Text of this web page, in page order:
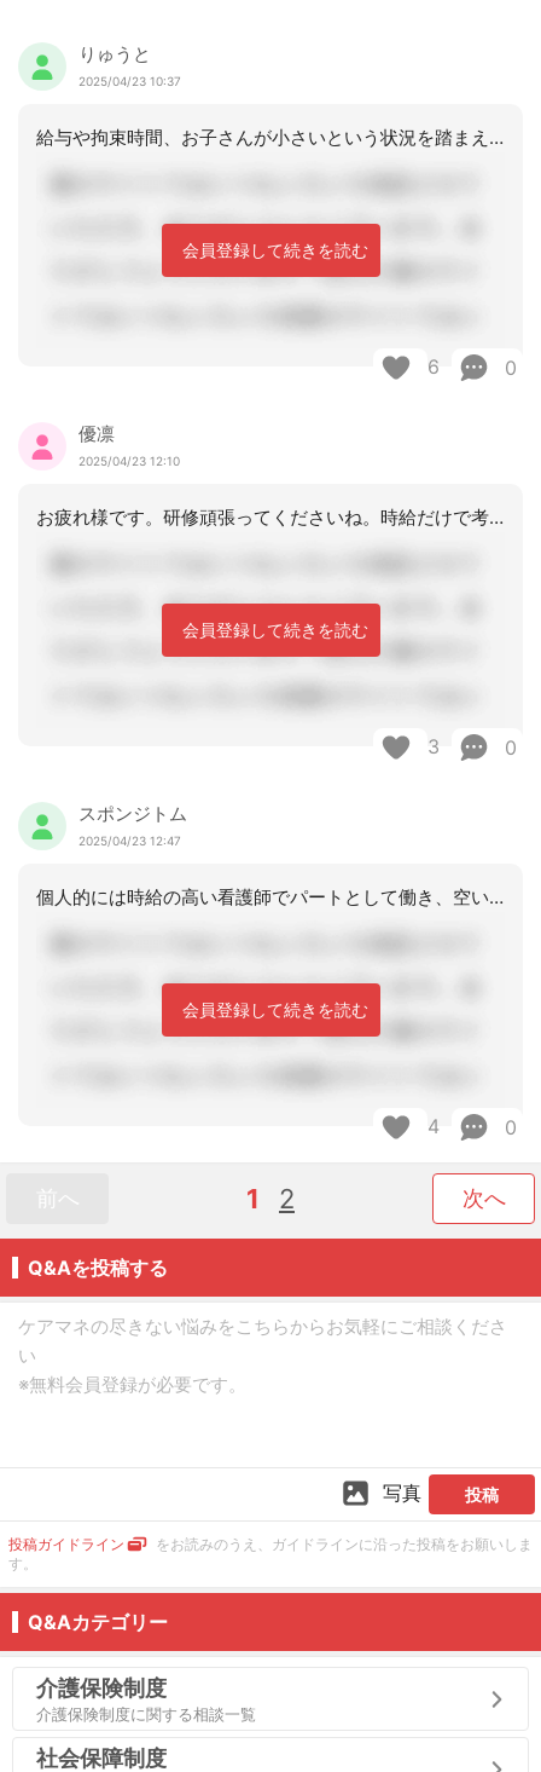
りゅうと
2025/04/23 10:37
給与や拘束時間、お子さんが小さいという状況を踏まえ、看護師とケアマネどちら？と言
会員登録して続きを読む
6 0
優凛
2025/04/23 12:10
お疲れ様です。研修頑張ってくださいね。時給だけで考えるのであればケアマネはおすす
会員登録して続きを読む
3 0
スポンジトム
2025/04/23 12:47
個人的には時給の高い看護師でパートとして働き、空いた時間をお子さんとの時間に充て
会員登録して続きを読む
4 0
前へ 1 2 次へ
Q&Aを投稿する
写真 投稿
投稿ガイドライン
をお読みのうえ、ガイドラインに沿った投稿をお願いしま
す。
Q&Aカテゴリー
介護保険制度
介護保険制度に関する相談一覧
社会保障制度